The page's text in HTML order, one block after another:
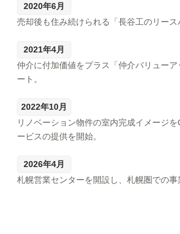
2020年6月
売却後も住み続けられる「長谷工のリース
2021年4月
仲介に付加価値をプラス「仲介バリューア
ート。
2022年10月
リノベーション物件の室内完成イメージ
ービスの提供を開始。
2026年4月
札幌営業センターを開設し、札幌圏での事